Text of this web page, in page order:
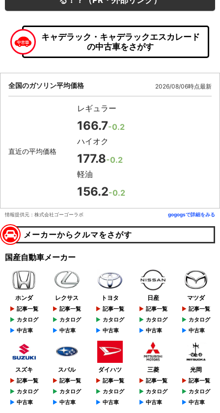
キャデラック・キャデラックエスカレード
の中古車をさがす
全国のガソリン平均価格 2026/08/06時点最新
直近の平均価格
レギュラー
166.7-0.2
ハイオク
177.8-0.2
軽油
156.2-0.2
情報提供元：株式会社ゴーゴーラボ gogogsで詳細をみる
メーカーからクルマをさがす
国産自動車メーカー
ホンダ
記事一覧
カタログ
中古車
レクサス
記事一覧
カタログ
中古車
トヨタ
記事一覧
カタログ
中古車
日産
記事一覧
カタログ
中古車
マツダ
記事一覧
カタログ
中古車
スズキ
記事一覧
カタログ
中古車
スバル
記事一覧
カタログ
中古車
ダイハツ
記事一覧
カタログ
中古車
三菱
記事一覧
カタログ
中古車
光岡
記事一覧
カタログ
中古車